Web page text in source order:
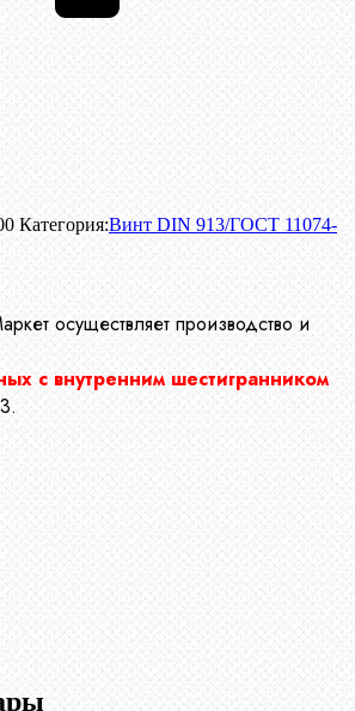
Категория:Винт DIN 913/ГОСТ 11074-
осуществляет производство и
с внутренним шестигранником